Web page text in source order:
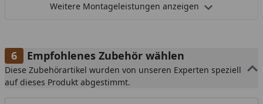
Weitere Montageleistungen anzeigen
Empfohlenes Zubehör wählen
Diese Zubehörartikel wurden von unseren Experten speziell
auf dieses Produkt abgestimmt.